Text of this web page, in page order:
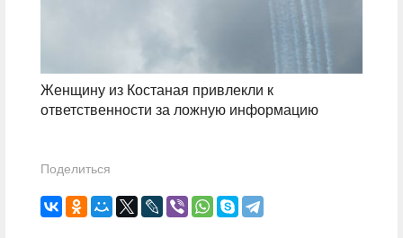
Женщину из Костаная привлекли к
ответственности за ложную информацию
Поделиться